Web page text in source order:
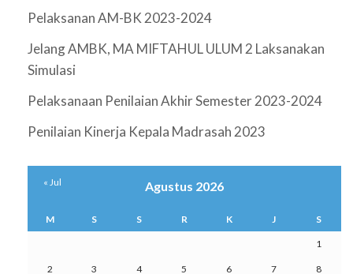
Pelaksanan AM-BK 2023-2024
Jelang AMBK, MA MIFTAHUL ULUM 2 Laksanakan
Simulasi
Pelaksanaan Penilaian Akhir Semester 2023-2024
Penilaian Kinerja Kepala Madrasah 2023
Agustus 2026
M S S R K J S
1
2 3 4 5 6 7 8
« Jul